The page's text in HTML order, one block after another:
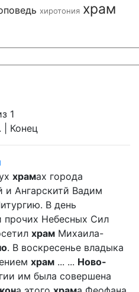
хиротония храм
1
| Конец
храмах города
и Ангарскитй Вадим
В день
прочих Небесных Сил
храм Михаила-
. В воскресенье владыка
храм ... ... Ново-
им была совершена